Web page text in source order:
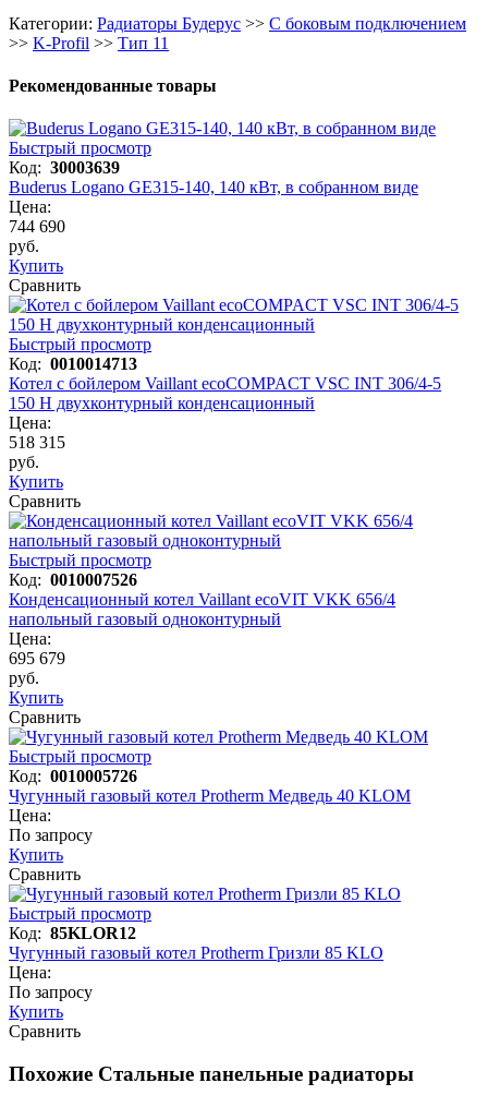
Категории: Радиаторы Будерус >> С боковым подключением
>> K-Profil >> Тип 11
Рекомендованные товары
Быстрый просмотр
Код: 30003639
Buderus Logano GE315-140, 140 кВт, в собранном виде
Цена:
744 690
руб.
Купить
Сравнить
Быстрый просмотр
Код: 0010014713
Котел с бойлером Vaillant ecoCOMPACT VSC INT 306/4-5
150 H двухконтурный конденсационный
Цена:
518 315
руб.
Купить
Сравнить
Быстрый просмотр
Код: 0010007526
Конденсационный котел Vaillant ecoVIT VKK 656/4
напольный газовый одноконтурный
Цена:
695 679
руб.
Купить
Сравнить
Быстрый просмотр
Код: 0010005726
Чугунный газовый котел Protherm Медведь 40 KLOM
Цена:
По запросу
Купить
Сравнить
Быстрый просмотр
Код: 85KLOR12
Чугунный газовый котел Protherm Гризли 85 KLO
Цена:
По запросу
Купить
Сравнить
Похожие Стальные панельные радиаторы